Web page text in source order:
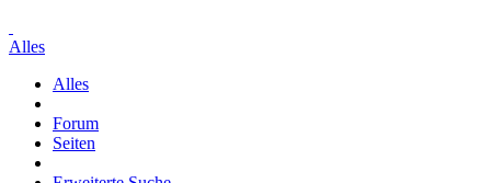
Alles
Alles
Forum
Seiten